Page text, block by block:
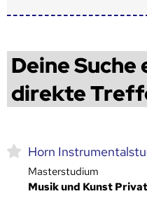
Deine Suche
direkte
Horn
Masterstudium
Musik und Kunst